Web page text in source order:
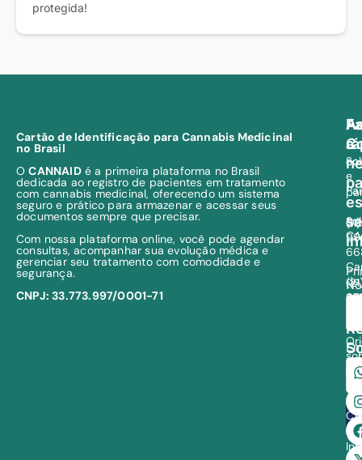
protegida!
Cartão de Identificação para Cannabis Medicinal
no Brasil
OCANNAIDé a primeira plataforma no Brasil
dedicada ao registro de pacientes em tratamento
com cannabis medicinal, oferecendo um sistema
seguro e prático para armazenar e acessar seus
documentos sempre que precisar.
Com nossa plataforma online, você pode agendar
consultas, acompanhar sua evolução médica e
gerenciar seu tratamento com comodidade e
segurança.
CNPJ: 33.773.997/0001-71
a
e
de
(11)